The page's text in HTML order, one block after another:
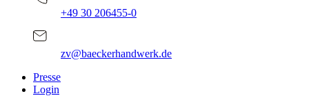
+49 30 206455-0
zv@baeckerhandwerk.de
Presse
Login